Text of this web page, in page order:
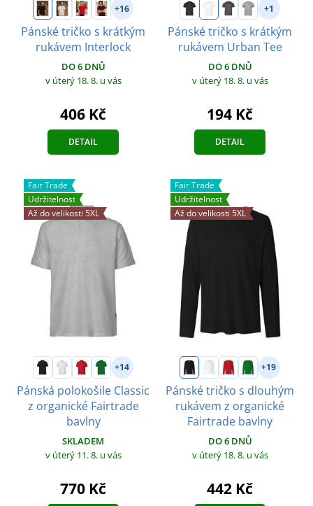
+16
Pánské tričko s krátkým
rukávem Interlock
DO 6 DNŮ
v úterý 18. 8. u vás
406 Kč
DETAIL
+1
Pánské tričko s krátkým
rukávem Urban Tee
DO 6 DNŮ
v úterý 18. 8. u vás
194 Kč
DETAIL
Fair Trade
Udržitelnost
Až do velikosti 5XL
+14
Pánská polokošile Classic
z organické Fairtrade
bavlny
SKLADEM
v úterý 11. 8. u vás
770 Kč
Fair Trade
Udržitelnost
Až do velikosti 5XL
+19
Pánské tričko s dlouhým
rukávem z organické
Fairtrade bavlny
DO 6 DNŮ
v úterý 18. 8. u vás
442 Kč